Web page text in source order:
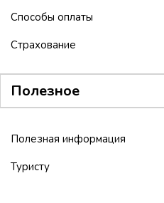
Способы оплаты
Страхование
Полезное
Полезная информация
Туристу